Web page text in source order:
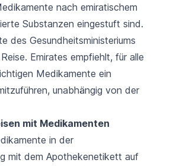
nach emiratischem
Substanzen eingestuft sind.
des Gesundheitsministeriums
Emirates empfiehlt, für alle
Medikamente ein
unabhängig von der
mit Medikamenten
in der
mit dem Apothekenetikett auf